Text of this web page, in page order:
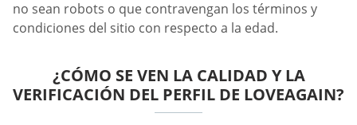
no sean robots o que contravengan los términos y
condiciones del sitio con respecto a la edad.
¿CÓMO SE VEN LA CALIDAD Y LA
VERIFICACIÓN DEL PERFIL DE LOVEAGAIN?